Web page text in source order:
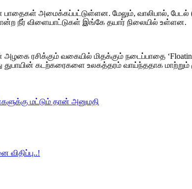
பாதைகள் அமைக்கப்பட்டுள்ளன. மேலும், வாலிபால்,
நீர் விளையாட்டுகள் இங்கே தயார் நிலையில் உள்ளன.
அழகை ரசிக்கும் வகையில் மிதக்கும் நடைப்பாதை
கடற்கரைகளை உலகத்தரம் வாய்ந்ததாக மாற்றும்
மட்டும் தான் அனுமதி